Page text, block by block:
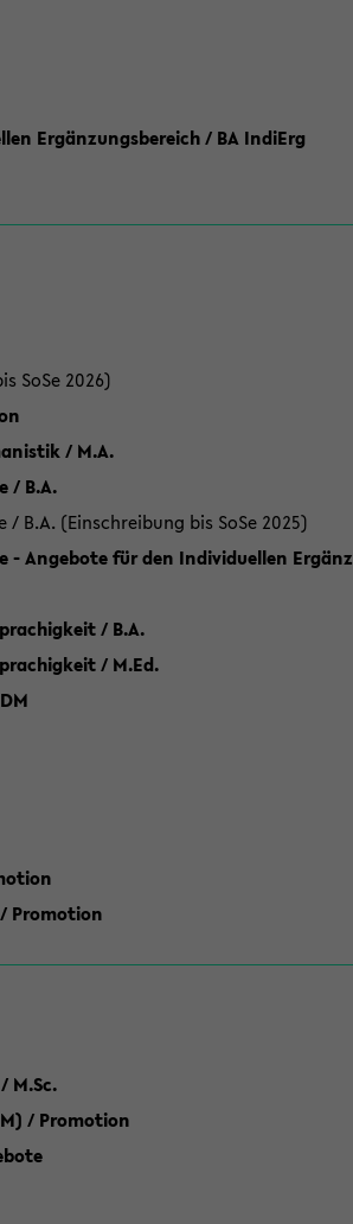
Ergänzungsbereich / BA IndiErg
SoSe 2026)
/ M.A.
/ B.A.
B.A. (Einschreibung bis SoSe 2025)
- Angebote für den Individuellen
/ B.A.
/ M.Ed.
/ Promotion
M.Sc.
/ Promotion